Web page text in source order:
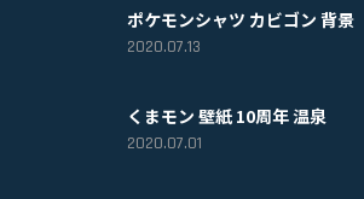
ポケモンシャツ カビゴン 背景
2020.07.13
くまモン 壁紙 10周年 温泉
2020.07.01